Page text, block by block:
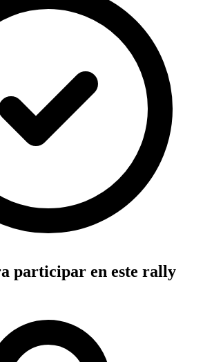
participar en este rally